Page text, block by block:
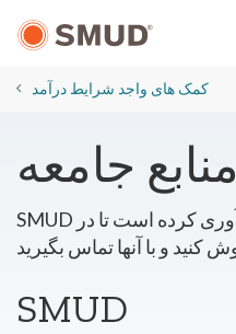
اصلیکمک های واجد شرایط درآمد
منابع جامعه
SMUD این منابع را برای شما گردآوری کرده است تا در
SMUD